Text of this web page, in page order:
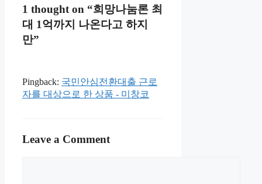
1 thought on “희망나눔론 최
대 1억까지 나온다고 하지
만”
Pingback: 국민안심전환대출 근로
자를 대상으로 한 상품 - 미창코
Leave a Comment